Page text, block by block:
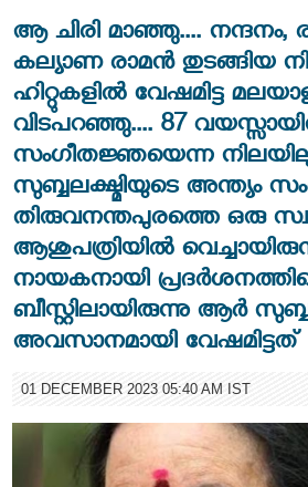
ആ ചിരി മാഞ്ഞു.... നന്ദനം,
കല്യാണ രാമന്‍ തുടങ്ങിയ
ഹിറ്റുകളില്‍ വേഷമിട്ട
വിടപറഞ്ഞു.... 87
സംഗീതജ്ഞയെന്ന
സുബ്ബലക്ഷ്മിയുടെ അന്ത്യം
തിരുവനന്തപുരത്തെ ഒരു
ആശുപത്രിയില്‍
നായകനായി
ബീസ്റ്റിലായിരുന്നു ആര്‍
അവസാനമായി വേഷമിട്ടത്
01 DECEMBER 2023 05:40 AM IST